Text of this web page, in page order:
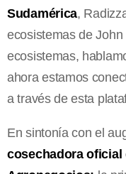
Sudamérica,
ecosistemas de
ecosistemas,
ahora estamos
a través de esta
En sintonía con el
cosechadora oficial